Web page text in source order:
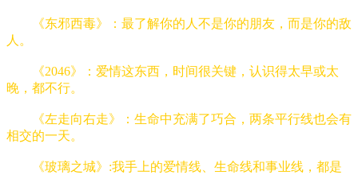
《东邪西毒》：最了解你的人不是你的朋友，而是你的敌
人。
《2046》：爱情这东西，时间很关键，认识得太早或太
晚，都不行。
《左走向右走》：生命中充满了巧合，两条平行线也会有
相交的一天。
《玻璃之城》:我手上的爱情线、生命线和事业线，都是